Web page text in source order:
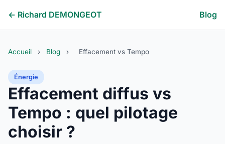
← Richard DEMONGEOT Blog
Accueil › Blog › Effacement vs Tempo
Énergie
Effacement diffus vs
Tempo : quel pilotage
choisir ?